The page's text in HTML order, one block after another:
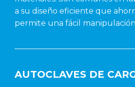
a su diseño eficiente que
permite una fácil
AUTOCLAVES DE